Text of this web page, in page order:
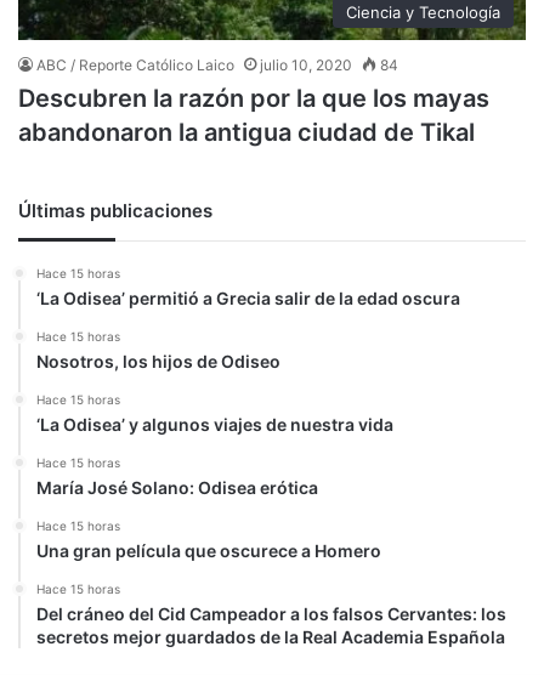
Ciencia y Tecnología
ABC / Reporte Católico Laico julio 10, 2020 84
Descubren la razón por la que los mayas
abandonaron la antigua ciudad de Tikal
Últimas publicaciones
Hace 15 horas
‘La Odisea’ permitió a Grecia salir de la edad oscura
Hace 15 horas
Nosotros, los hijos de Odiseo
Hace 15 horas
‘La Odisea’ y algunos viajes de nuestra vida
Hace 15 horas
María José Solano: Odisea erótica
Hace 15 horas
Una gran película que oscurece a Homero
Hace 15 horas
Del cráneo del Cid Campeador a los falsos Cervantes: los
secretos mejor guardados de la Real Academia Española